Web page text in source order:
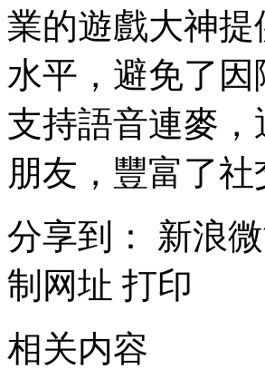
業的遊戲大神
水平，避免了
支持語音連麥
朋友，豐富了
分享到：
新浪
制网址 打印
相关内容